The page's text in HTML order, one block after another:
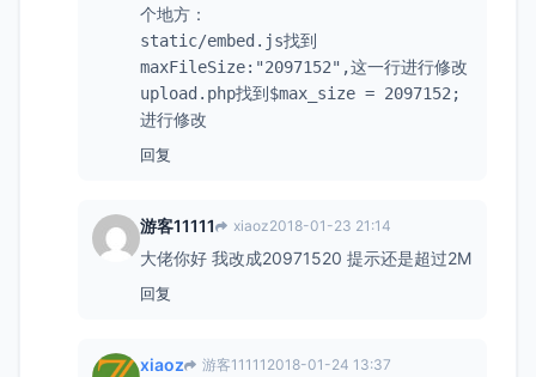
个地方：
static/embed.js找到
maxFileSize:"2097152",这一行进行修改
upload.php找到$max_size = 2097152;
进行修改
回复
游客11111 xiaoz2018-01-23 21:14
大佬你好 我改成20971520 提示还是超过2M
回复
xiaoz 游客11111 2018-01-24 13:37